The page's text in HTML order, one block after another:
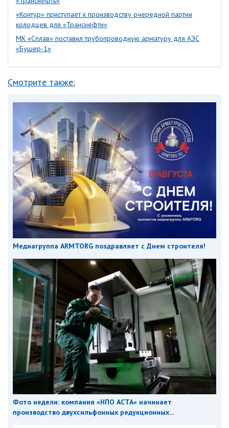
«Контур» приступает к производству очередной партии
колодцев для «Транснефти»
МК «Сплав» поставил трубопроводную арматуру для АЭС
«Бушер-1»
Смотрите также:
Медиагруппа ARMTORG поздравляет с Днем строителя!
Фото недели: компания «НПО АСТА» начинает
производство двухсильфонных редукционных...